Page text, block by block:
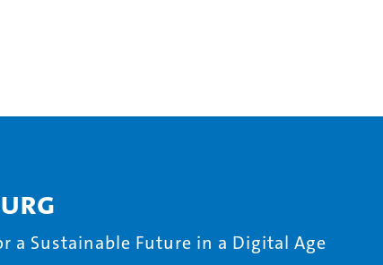
a Sustainable Future in a Digital Age